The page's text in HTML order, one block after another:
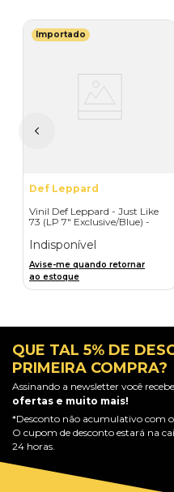
Importado
Def Leppard
Vinil Def Leppard - Just Like
73 (LP 7" Exclusive/Blue) -
Indisponível
Avise-me quando retornar
ao estoque
QUE TAL 5% DE
PRIMEIRA COMPRA?
Assinando a newsletter você
ofertas e muito mais!
*Desconto não acumulativo com
O cupom de desconto estará na
24 horas.